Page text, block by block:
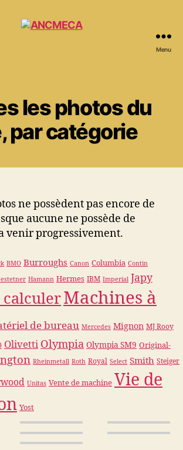
Menu
les photos du
par catégorie
ne possèdent pas encore de
aucune ne possède de
venir progressivement.
BMO Burroughs Canon Columbia Contin
Hamann Hermes IBM Imperial Japy
calculerMachines à
de bureau Mercedes Mignon MJ Rooy
Olivetti Olympia Olympia SM9 Original-
Rheinmetall Roth Royal Select Smith Steiger
Unitas Vente de machine Vie de
Yost